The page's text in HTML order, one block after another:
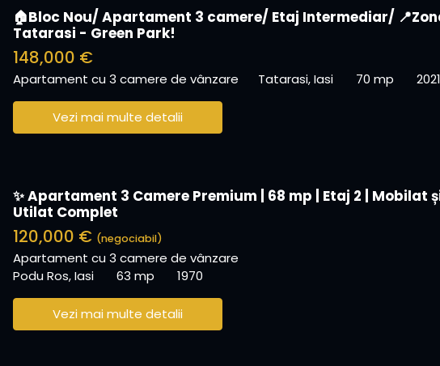
🏠Bloc Nou/ Apartament 3 camere/ Etaj Intermediar/
Tatarasi - Green Park!
148,000 €
Apartament cu 3 camere de vânzare Tatarasi, Iasi 70 mp 2021
Vezi mai multe detalii
✨ Apartament 3 Camere Premium | 68 mp | Etaj 2 | Mobilat
Utilat Complet
120,000 € (negociabil)
Apartament cu 3 camere de vânzare
Podu Ros, Iasi
63 mp 1970
Vezi mai multe detalii